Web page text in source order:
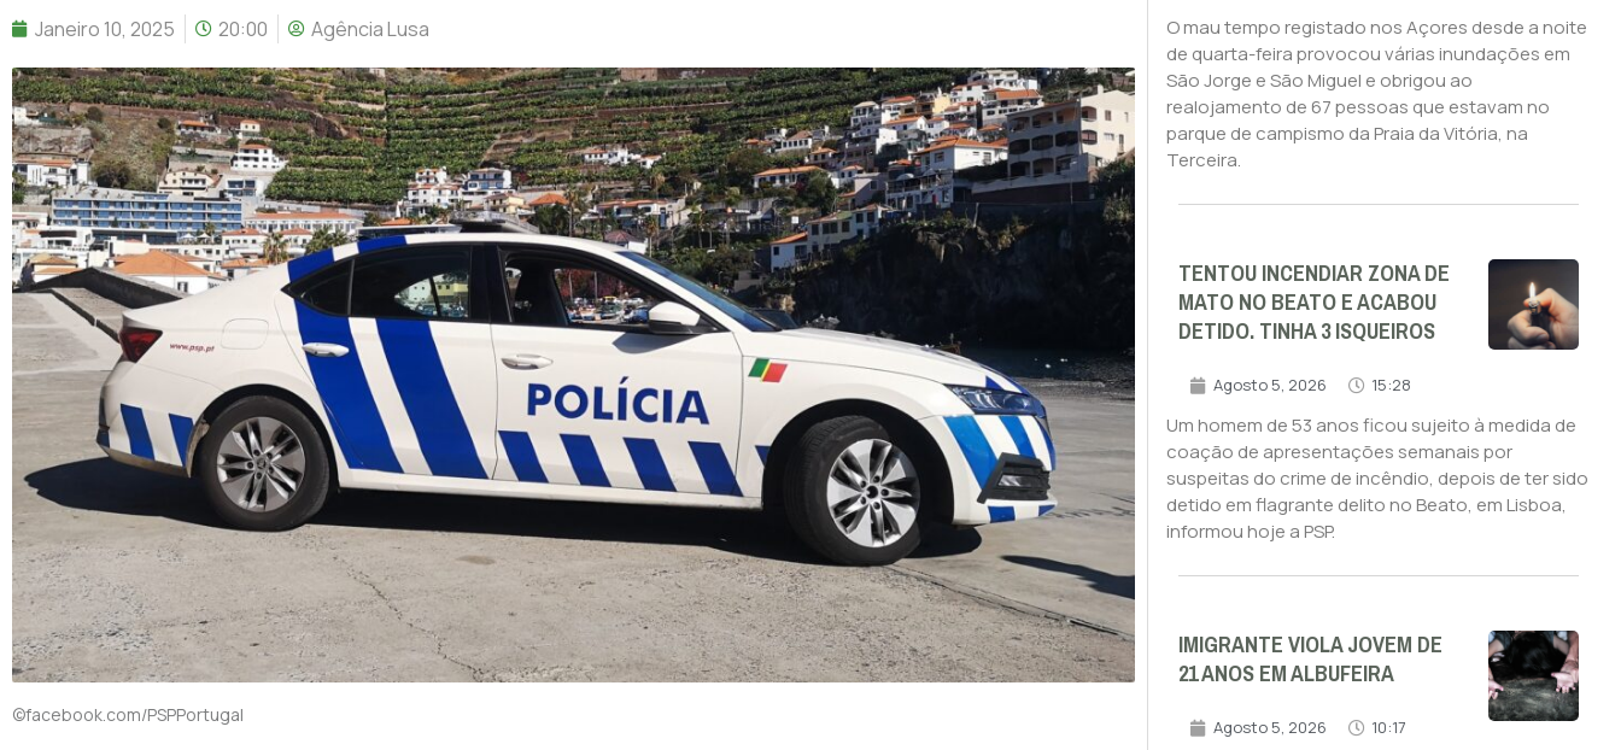
Janeiro 10, 2025 20:00 Agência Lusa
©facebook.com/PSPPortugal
O mau tempo registado nos Açores desde a noite
de quarta-feira provocou várias inundações em
São Jorge e São Miguel e obrigou ao
realojamento de 67 pessoas que estavam no
parque de campismo da Praia da Vitória, na
Terceira.
TENTOU INCENDIAR ZONA DE
MATO NO BEATO E ACABOU
DETIDO. TINHA 3 ISQUEIROS
Agosto 5, 2026 15:28
Um homem de 53 anos ficou sujeito à medida de
coação de apresentações semanais por
suspeitas do crime de incêndio, depois de ter sido
detido em flagrante delito no Beato, em Lisboa,
informou hoje a PSP.
IMIGRANTE VIOLA JOVEM DE
21 ANOS EM ALBUFEIRA
Agosto 5, 2026 10:17